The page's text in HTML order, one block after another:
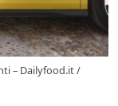
– Dailyfood.it /